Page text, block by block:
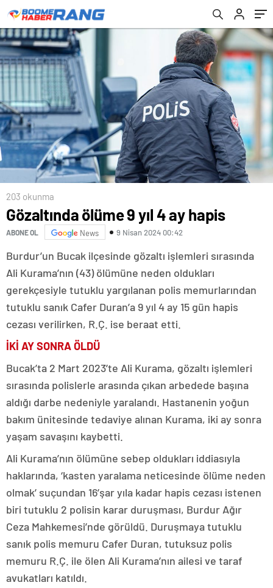
203 okunma
Gözaltında ölüme 9 yıl 4 ay hapis
ABONE OL News 9 Nisan 2024 00:42
Burdur’un Bucak ilçesinde gözaltı işlemleri sırasında
Ali Kurama’nın (43) ölümüne neden oldukları
gerekçesiyle tutuklu yargılanan polis memurlarından
tutuklu sanık Cafer Duran’a 9 yıl 4 ay 15 gün hapis
cezası verilirken, R.Ç. ise beraat etti.
İKİ AY SONRA ÖLDÜ
Bucak’ta 2 Mart 2023’te Ali Kurama, gözaltı işlemleri
sırasında polislerle arasında çıkan arbedede başına
aldığı darbe nedeniyle yaralandı. Hastanenin yoğun
bakım ünitesinde tedaviye alınan Kurama, iki ay sonra
yaşam savaşını kaybetti.
Ali Kurama’nın ölümüne sebep oldukları iddiasıyla
haklarında, ‘kasten yaralama neticesinde ölüme neden
olmak’ suçundan 16’şar yıla kadar hapis cezası istenen
biri tutuklu 2 polisin karar duruşması, Burdur Ağır
Ceza Mahkemesi’nde görüldü. Duruşmaya tutuklu
sanık polis memuru Cafer Duran, tutuksuz polis
memuru R.Ç. ile ölen Ali Kurama’nın ailesi ve taraf
avukatları katıldı.